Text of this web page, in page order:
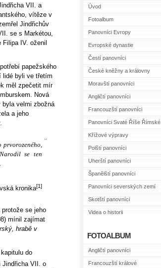
VII. a
vítěze v
Jindřichův
se s Markétou,
IV. oženil
papežského
lidé byli ve třetím
měl zpečetit mír
Nová
byla velmi zbožná
a jeho
prvorozeného,
se ten
“
kronika[1]
se jeho
mínil zajímat
hrabě v
do
Jindřicha VII. o
Úvod
Fotoalbum
Panovníci Evropy
Evropské dynastie
Čestí panovníci
České kněžny a královny
Moravští panovníci
Angličtí panovníci
Francouzští panovníci
Panovníci Svaté Říše Římské
Křížové výpravy
Polští panovníci
Uherští panovníci
Španělští panovníci
Panovníci severských zemí
Skotští panovníci
Videa o historii
FOTOALBUM
Angličtí panovníci
Francouzští králové